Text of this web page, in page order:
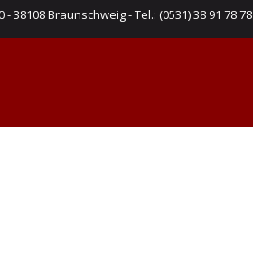
Braunschweig - Tel.: (0531) 38 91 78 78